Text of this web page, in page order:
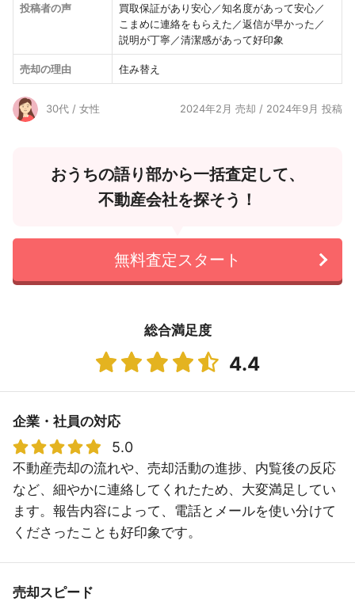
投稿者の声
買取保証があり安心／知名度があって安心／
こまめに連絡をもらえた／返信が早かった／
説明が丁寧／清潔感があって好印象
売却の理由 住み替え
30代 / 女性 2024年2月 売却 / 2024年9月 投稿
おうちの語り部から一括査定して、
不動産会社を探そう！
無料査定スタート
総合満足度
4.4
企業・社員の対応
5.0
不動産売却の流れや、売却活動の進捗、内覧後の反応
など、細やかに連絡してくれたため、大変満足してい
ます。報告内容によって、電話とメールを使い分けて
くださったことも好印象です。
売却スピード